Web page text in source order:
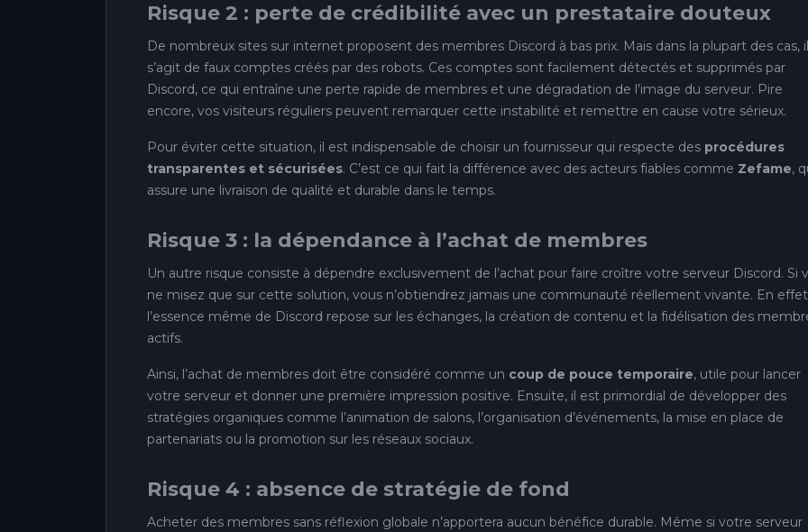
Risque 2 : perte de crédibilité avec un prestataire douteux
De nombreux sites sur internet proposent des membres Discord à bas prix. Mais dans la plupart des cas, il
s’agit de faux comptes créés par des robots. Ces comptes sont facilement détectés et supprimés par
Discord, ce qui entraîne une perte rapide de membres et une dégradation de l’image du serveur. Pire
encore, vos visiteurs réguliers peuvent remarquer cette instabilité et remettre en cause votre sérieux.
Pour éviter cette situation, il est indispensable de choisir un fournisseur qui respecte des procédures
transparentes et sécurisées. C’est ce qui fait la différence avec des acteurs fiables comme Zefame,
assure une livraison de qualité et durable dans le temps.
Risque 3 : la dépendance à l’achat de membres
Un autre risque consiste à dépendre exclusivement de l’achat pour faire croître votre serveur Discord. Si
ne misez que sur cette solution, vous n’obtiendrez jamais une communauté réellement vivante. En
l’essence même de Discord repose sur les échanges, la création de contenu et la fidélisation des
actifs.
Ainsi, l’achat de membres doit être considéré comme un coup de pouce temporaire, utile pour lancer
votre serveur et donner une première impression positive. Ensuite, il est primordial de développer des
stratégies organiques comme l’animation de salons, l’organisation d’événements, la mise en place de
partenariats ou la promotion sur les réseaux sociaux.
Risque 4 : absence de stratégie de fond
Acheter des membres sans réflexion globale n’apportera aucun bénéfice durable. Même si votre serveur